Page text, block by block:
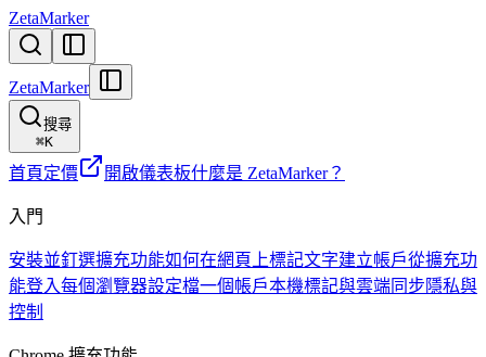
ZetaMarker
ZetaMarker
搜尋
⌘K
首頁定價 開啟儀表板什麼是 ZetaMarker？
入門
安裝並釘選擴充功能如何在網頁上標記文字建立帳戶從擴充功
能登入每個瀏覽器設定檔一個帳戶本機標記與雲端同步隱私與
控制